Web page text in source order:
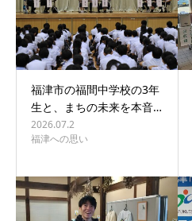
福津市の福間中学校の3年
生と、まちの未来を本音…
2026.07.2
福津への思い